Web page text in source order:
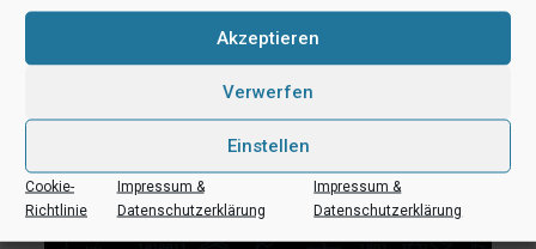
Akzeptieren
Verwerfen
Einstellen
Cookie-
Richtlinie
Impressum &
Datenschutzerklärung
Impressum &
Datenschutzerklärung